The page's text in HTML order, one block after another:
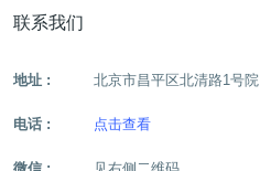
联系我们
地址 : 北京市昌平区北清路1号院
电话 : 点击查看